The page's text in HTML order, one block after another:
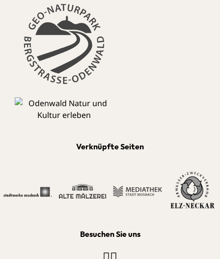
Verknüpfte Seiten
Besuchen Sie uns